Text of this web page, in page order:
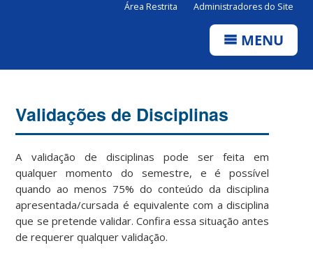
Área Restrita Administradores do Site
MENU
Validações de Disciplinas
A validação de disciplinas pode ser feita em
qualquer momento do semestre, e é possível
quando ao menos 75% do conteúdo da disciplina
apresentada/cursada é equivalente com a disciplina
que se pretende validar. Confira essa situação antes
de requerer qualquer validação.